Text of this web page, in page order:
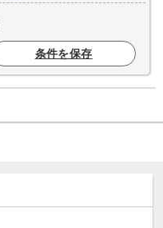
条件を保存